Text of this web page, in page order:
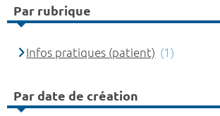
Par rubrique
Infos pratiques (patient) (1)
Par date de création